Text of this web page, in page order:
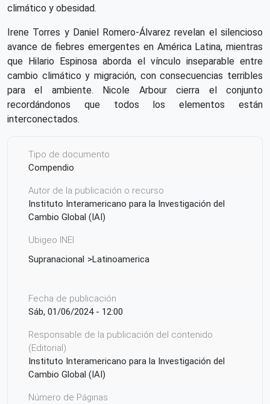
climático y obesidad.
Irene Torres y Daniel Romero-Álvarez revelan el silencioso
avance de fiebres emergentes en América Latina, mientras
que Hilario Espinosa aborda el vínculo inseparable entre
cambio climático y migración, con consecuencias terribles
para el ambiente. Nicole Arbour cierra el conjunto
recordándonos que todos los elementos están
interconectados.
Tipo de documento
Compendio
Autor de la publicación o recurso
Instituto Interamericano para la Investigación del
Cambio Global (IAI)
Ubigeo INEI
Supranacional
Latinoamerica
Fecha de publicación
Sáb, 01/06/2024 - 12:00
Responsable de la publicación del contenido
(Editorial)
Instituto Interamericano para la Investigación del
Cambio Global (IAI)
Número de Páginas